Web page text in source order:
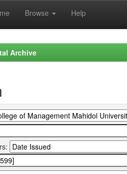
Browse Help
Archive